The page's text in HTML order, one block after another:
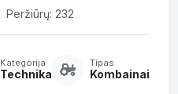
Peržiūrų: 232
Kategorija
Technika
Tipas
Kombainai